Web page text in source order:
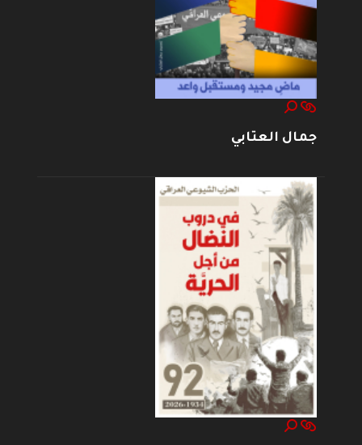
جمال العتابي